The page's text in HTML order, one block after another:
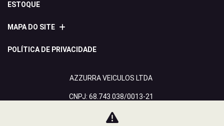
ESTOQUE
MAPA DO SITE
POLÍTICA DE PRIVACIDADE
AZZURRA VEICULOS LTDA
CNPJ: 68.743.038/0013-21